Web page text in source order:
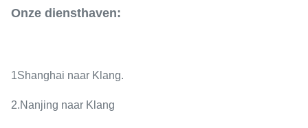
Onze diensthaven:
1Shanghai naar Klang.
2.Nanjing naar Klang